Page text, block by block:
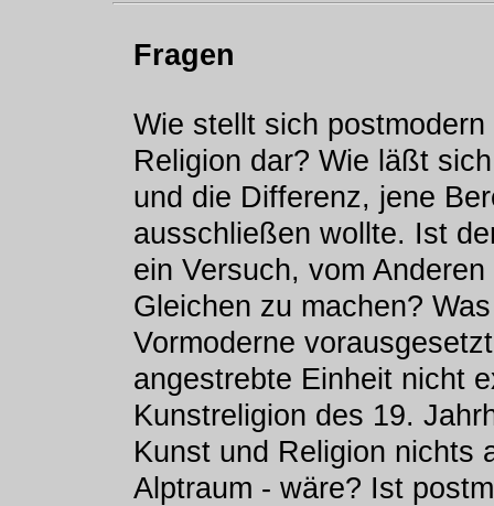
Fragen
Wie stellt sich
Religion dar? Wie läßt
und die Differenz, jene
ausschließen wollte. Ist
ein Versuch, vom
Gleichen zu machen?
Vormoderne
angestrebte Einheit nicht
Kunstreligion des 19.
Kunst und Religion nichts
Alptraum - wäre? Ist